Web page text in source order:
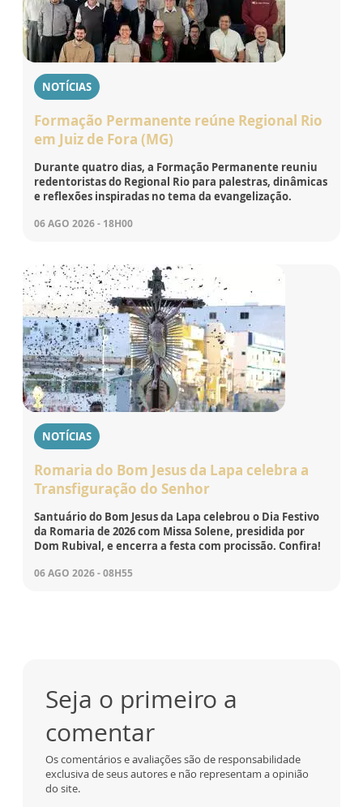
NOTÍCIAS
Formação Permanente reúne Regional Rio
em Juiz de Fora (MG)
Durante quatro dias, a Formação Permanente reuniu
redentoristas do Regional Rio para palestras, dinâmicas
e reflexões inspiradas no tema da evangelização.
06 AGO 2026 - 18H00
NOTÍCIAS
Romaria do Bom Jesus da Lapa celebra a
Transfiguração do Senhor
Santuário do Bom Jesus da Lapa celebrou o Dia Festivo
da Romaria de 2026 com Missa Solene, presidida por
Dom Rubival, e encerra a festa com procissão. Confira!
06 AGO 2026 - 08H55
Seja o primeiro a
comentar
Os comentários e avaliações são de responsabilidade
exclusiva de seus autores e não representam a opinião
do site.